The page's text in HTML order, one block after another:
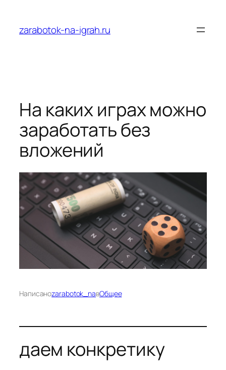
содержимому
zarabotok-na-igrah.ru
На каких играх можно
заработать без
вложений
Написаноzarabotok_naвОбщее
даем конкретику